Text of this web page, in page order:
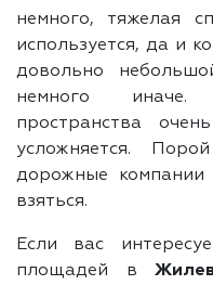
немного, тяжелая
используется, да и
довольно
немного иначе.
пространства
усложняется.
дорожные
взяться.
Если вас
площадей в